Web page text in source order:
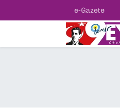
e-Gazete
Resmi İlanlar
Konak Nöbetçi